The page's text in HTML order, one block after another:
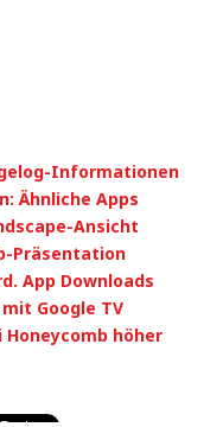
Informationen
Ähnliche Apps
Ansicht
Präsentation
App Downloads
Google TV
höher